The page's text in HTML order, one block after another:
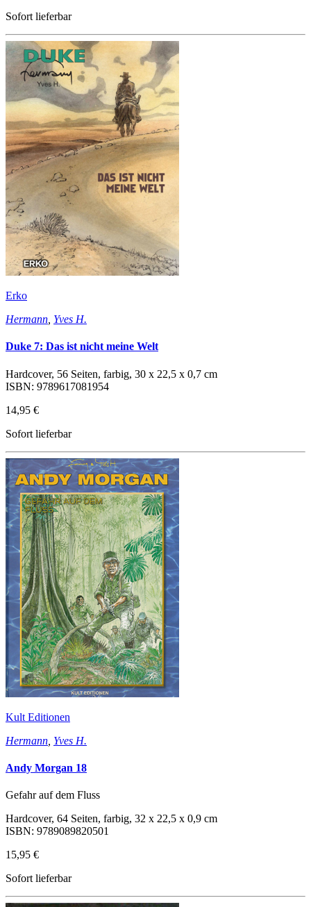
Sofort lieferbar
Erko
Hermann Yves H.
Duke 7: Das ist nicht meine Welt
Hardcover, 56 Seiten, farbig, 30 x 22,5 x 0,7 cm
ISBN: 9789617081954
14,95 €
Sofort lieferbar
Kult Editionen
Hermann Yves H.
Andy Morgan 18
Gefahr auf dem Fluss
Hardcover, 64 Seiten, farbig, 32 x 22,5 x 0,9 cm
ISBN: 9789089820501
15,95 €
Sofort lieferbar